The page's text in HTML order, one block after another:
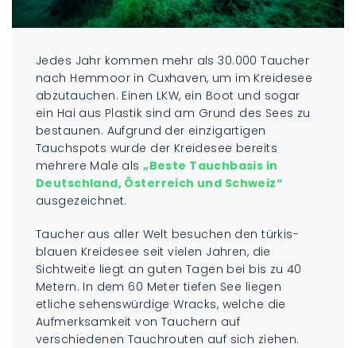
Jedes Jahr kommen mehr als 30.000 Taucher
nach Hemmoor in Cuxhaven, um im Kreidesee
abzutauchen. Einen LKW, ein Boot und sogar
ein Hai aus Plastik sind am Grund des Sees zu
bestaunen. Aufgrund der einzigartigen
Tauchspots wurde der Kreidesee bereits
mehrere Male als„Beste Tauchbasis in
Deutschland, Österreich und Schweiz“
ausgezeichnet.
Taucher aus aller Welt besuchen den türkis-
blauen Kreidesee seit vielen Jahren, die
Sichtweite liegt an guten Tagen bei bis zu 40
Metern. In dem 60 Meter tiefen See liegen
etliche sehenswürdige Wracks, welche die
Aufmerksamkeit von Tauchern auf
verschiedenen Tauchrouten auf sich ziehen.